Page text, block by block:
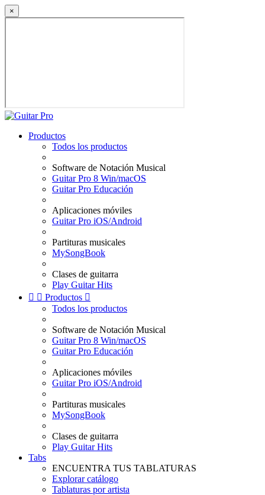
×
Productos
Todos los productos
Software de Notación Musical
Guitar Pro 8 Win/macOS
Guitar Pro Educación
Aplicaciones móviles
Guitar Pro iOS/Android
Partituras musicales
MySongBook
Clases de guitarra
Play Guitar Hits
  Productos 
Todos los productos
Software de Notación Musical
Guitar Pro 8 Win/macOS
Guitar Pro Educación
Aplicaciones móviles
Guitar Pro iOS/Android
Partituras musicales
MySongBook
Clases de guitarra
Play Guitar Hits
Tabs
ENCUENTRA TUS TABLATURAS
Explorar catálogo
Tablaturas por artista